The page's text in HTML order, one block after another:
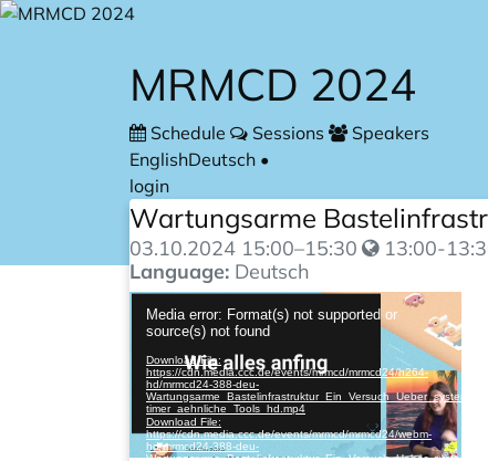
Skip to main content
MRMCD 2024
Schedule Sessions
Speakers
EnglishDeutsch •
login
Wartungsarme
03.10.2024 15:00–15:30 13:00-
Language: Deutsch